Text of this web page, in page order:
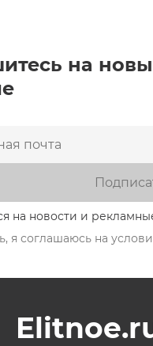
на
на новости и
я соглашаюсь на